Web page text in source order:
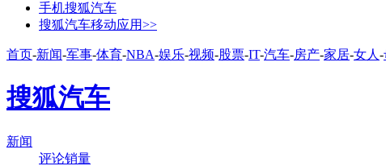
手机搜狐汽车
搜狐汽车移动应用>>
首页-新闻-军事-体育-NBA-娱乐-视频-股票-IT-汽车-房产-家居-女人 -
搜狐汽车
新闻
评论销量